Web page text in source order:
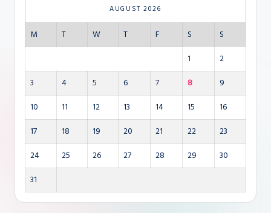
AUGUST 2026
M T W T F S
S
1
2
3
4 5 6 7 8
9
10
11 12 13 14 15
16
17
18 19 20 21 22
23
24
25 26 27 28 29
30
31